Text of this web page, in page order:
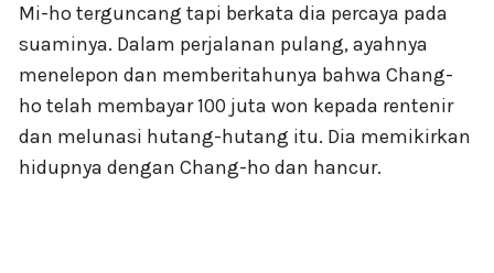
Mi-ho terguncang tapi berkata dia percaya pada
suaminya. Dalam perjalanan pulang, ayahnya
menelepon dan memberitahunya bahwa Chang-
ho telah membayar 100 juta won kepada rentenir
dan melunasi hutang-hutang itu. Dia memikirkan
hidupnya dengan Chang-ho dan hancur.